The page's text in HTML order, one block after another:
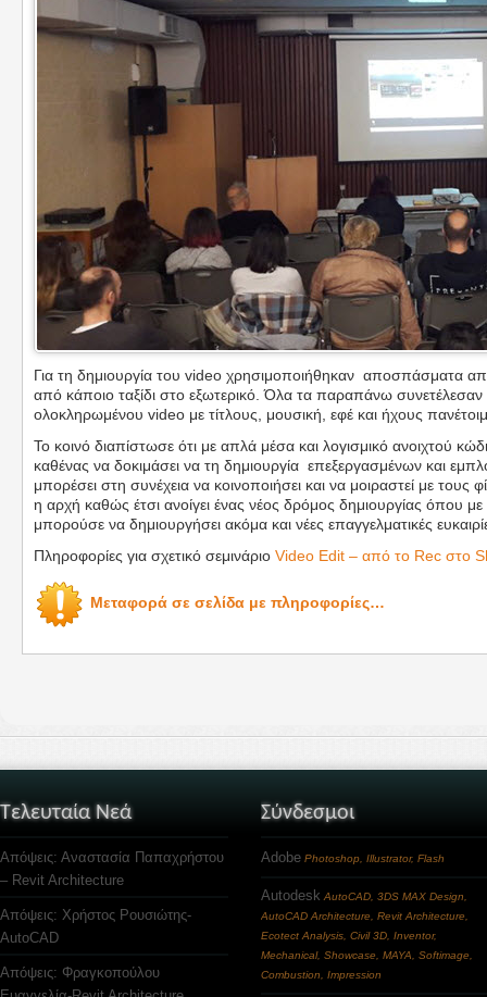
Για τη δημιουργία του video χρησιμοποιήθηκαν αποσπάσματα
από κάποιο ταξίδι στο εξωτερικό. Όλα τα παραπάνω
ολοκληρωμένου video με τίτλους, μουσική, εφέ και ήχους
Το κοινό διαπίστωσε ότι με απλά μέσα και λογισμικό ανοιχτού
καθένας να δοκιμάσει να τη δημιουργία επεξεργασμένων και
μπορέσει στη συνέχεια να κοινοποιήσει και να μοιραστεί με τους
η αρχή καθώς έτσι ανοίγει ένας νέος δρόμος δημιουργίας όπου
μπορούσε να δημιουργήσει ακόμα και νέες επαγγελματικές
Πληροφορίες για σχετικό σεμινάριο Video Edit – από το Rec στο
Μεταφορά σε σελίδα με πληροφορίες…
Τελευταία Νεά
Απόψεις: Αναστασία Παπαχρήστου
– Revit Architecture
Απόψεις: Χρήστος Ρουσιώτης-
AutoCAD
Απόψεις: Φραγκοπούλου
Ευαγγελία-Revit Architecture
Σύνδεσμοι
Adobe Photoshop, Illustrator, Flash
Autodesk AutoCAD, 3DS MAX Design,
AutoCAD Architecture, Revit Architecture,
Ecotect Analysis, Civil 3D, Inventor,
Mechanical, Showcase, MAYA, Softimage,
Combustion, Impression